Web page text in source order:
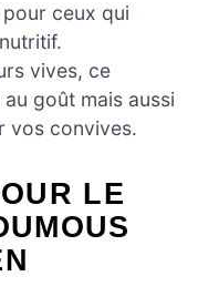
ceux qui
vives, ce
goût mais aussi
vos convives.
LE